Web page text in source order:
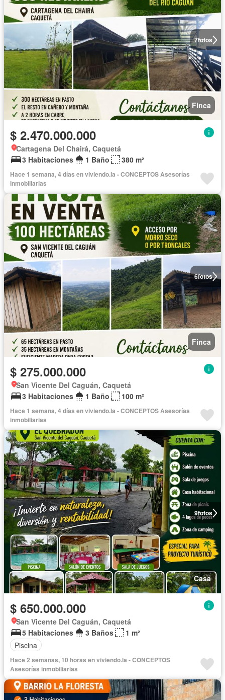
7fotos
Finca
$ 2.470.000.000
Cartagena Del Chairá, Caquetá
3 Habitaciones
1 Baño 380 m²
Hace 1 semana, 4 días en viviendo.la - CONCEPTOS Asesorías
inmobiliarias
6fotos
Finca
$ 275.000.000
San Vicente Del Caguán, Caquetá
3 Habitaciones
1 Baño 100 m²
Hace 1 semana, 4 días en viviendo.la - CONCEPTOS Asesorías
inmobiliarias
9fotos
Casa
$ 650.000.000
San Vicente Del Caguán, Caquetá
5 Habitaciones
3 Baños
1 m²
Piscina
Hace 2 semanas, 10 horas en viviendo.la - CONCEPTOS
Asesorías inmobiliarias